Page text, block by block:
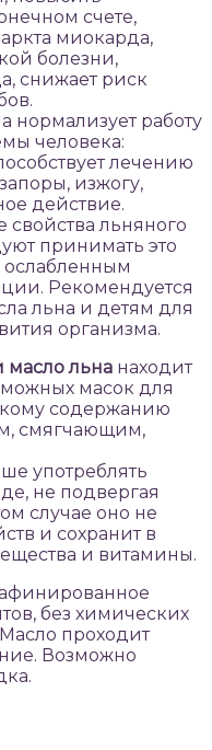
счете,
миокарда,
болезни,
снижает риск
нормализует работу
человека:
лечению
изжогу,
действие.
льняного
принимать это
Рекомендуется
льна и детям для
организма.
масло льна находит
масок для
содержанию
смягчающим,
употреблять
не подвергая
случае оно не
и сохранит в
и витамины.
без химических
проходит
Возможно